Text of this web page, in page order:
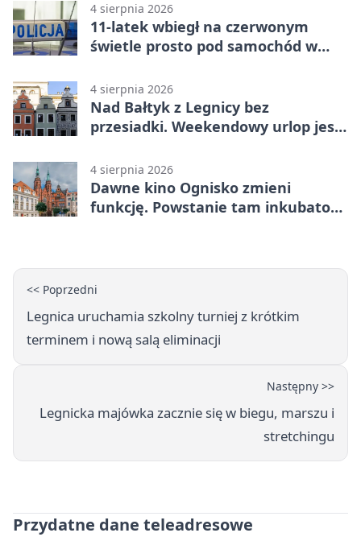
4 sierpnia 2026
11-latek wbiegł na czerwonym
świetle prosto pod samochód w
4 sierpnia 2026
Nad Bałtyk z Legnicy bez
przesiadki. Weekendowy urlop jest
4 sierpnia 2026
Dawne kino Ognisko zmieni
funkcję. Powstanie tam inkubator
<< Poprzedni
Legnica uruchamia szkolny turniej z krótkim
terminem i nową salą eliminacji
Następny >>
Legnicka majówka zacznie się w biegu, marszu i
stretchingu
Przydatne dane teleadresowe